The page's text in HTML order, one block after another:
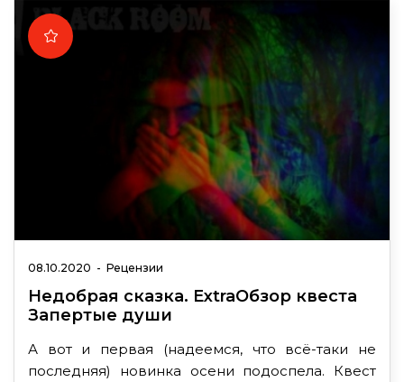
08.10.2020 - Рецензии
Недобрая сказка. ExtraОбзор квеста
Запертые души
А вот и первая (надеемся, что всё-таки не
последняя) новинка осени подоспела. Квест